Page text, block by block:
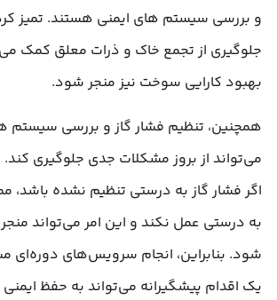
و بررسی سیستم‌ های ایمنی هستند. تمیز
جلوگیری از تجمع خاک و ذرات معلق کمک
بهبود کارایی سوخت نیز منجر شود.
همچنین، تنظیم فشار گاز و بررسی سیستم‌
می‌تواند از بروز مشکلات جدی جلوگیری کند.
اگر فشار گاز به درستی تنظیم نشده
به درستی عمل نکند و این امر می‌تواند
شود. بنابراین، انجام سرویس‌های دوره‌ای
یک اقدام پیشگیرانه می‌تواند به حفظ ایمنی